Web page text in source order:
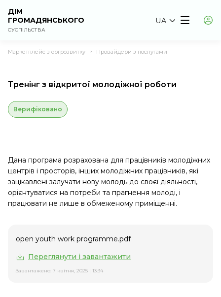
ДІМ
ГРОМАДЯНСЬКОГО
СУСПІЛЬСТВА
UA
Маркетплейс з оргрозвитку > Провайдери з послугами
Тренінг з відкритої молодіжної роботи
Верифіковано
Дана програма розрахована для працівників молодіжних
центрів і просторів, інших молодіжних працівників, які
зацікавлені залучати нову молодь до своєї діяльності,
орієнтуватися на потреби та прагнення молоді, і
працювати не лише в обмеженому приміщенні.
open youth work programme.pdf
Переглянути і завантажити
Завантажено: 7 квітня, 2025 | 13:34